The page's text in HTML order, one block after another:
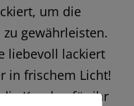
um die
gewährleisten.
liebevoll lackiert
in frischem Licht!
Kunden für ihr